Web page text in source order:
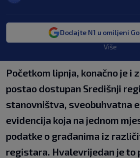
Dodajte N1 u omiljeni
Više
Početkom lipnja, konačno je i
postao dostupan Središnji
stanovništva, sveobuhvatna
evidencija koja na jednom
podatke o građanima iz
registara. Hvalevrijedan je to